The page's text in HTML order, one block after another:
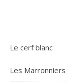
Le cerf blanc
Les Marronniers